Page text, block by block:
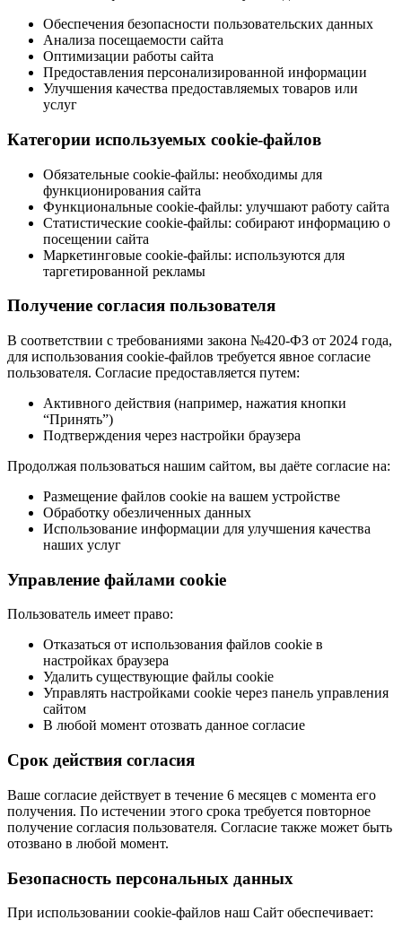
Обеспечения безопасности пользовательских данных
Анализа посещаемости сайта
Оптимизации работы сайта
Предоставления персонализированной информации
Улучшения качества предоставляемых товаров или
услуг
Категории используемых cookie-файлов
Обязательные cookie-файлы: необходимы для
функционирования сайта
Функциональные cookie-файлы: улучшают работу сайта
Статистические cookie-файлы: собирают информацию о
посещении сайта
Маркетинговые cookie-файлы: используются для
таргетированной рекламы
Получение согласия пользователя
В соответствии с требованиями закона №420-ФЗ от 2024 года,
для использования cookie-файлов требуется явное согласие
пользователя. Согласие предоставляется путем:
Активного действия (например, нажатия кнопки
“Принять”)
Подтверждения через настройки браузера
Продолжая пользоваться нашим сайтом, вы даёте согласие на:
Размещение файлов cookie на вашем устройстве
Обработку обезличенных данных
Использование информации для улучшения качества
наших услуг
Управление файлами cookie
Пользователь имеет право:
Отказаться от использования файлов cookie в
настройках браузера
Удалить существующие файлы cookie
Управлять настройками cookie через панель управления
сайтом
В любой момент отозвать данное согласие
Срок действия согласия
Ваше согласие действует в течение 6 месяцев с момента его
получения. По истечении этого срока требуется повторное
получение согласия пользователя. Согласие также может быть
отозвано в любой момент.
Безопасность персональных данных
При использовании cookie-файлов наш Сайт обеспечивает: